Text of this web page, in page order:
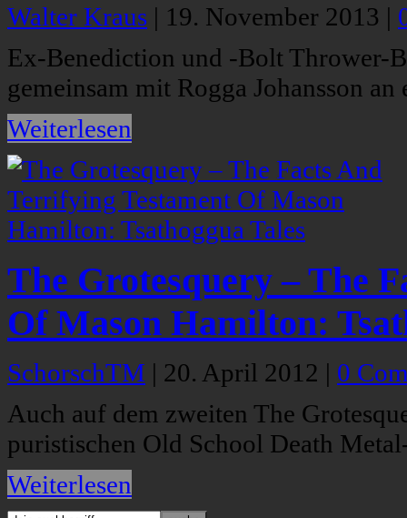
Walter Kraus | 19. November 2013 |
Ex-Benediction und -Bolt Thrower-
gemeinsam mit Rogga Johansson
Weiterlesen
The Grotesquery – The
Of Mason Hamilton:
SchorschTM | 20. April 2012 | 0
Auch auf dem zweiten The
puristischen Old School Death
Weiterlesen